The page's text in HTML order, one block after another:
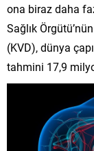
ona biraz daha
Sağlık
(KVD), dünya
tahmini 17,9